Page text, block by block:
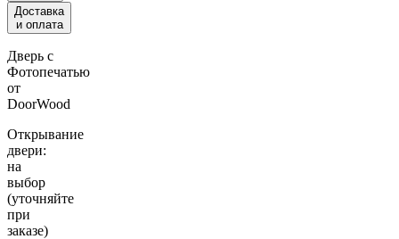
Доставка
и оплата
Дверь с
Фотопечатью
от
DoorWood
Открывание
двери:
на
выбор
(уточняйте
при
заказе)